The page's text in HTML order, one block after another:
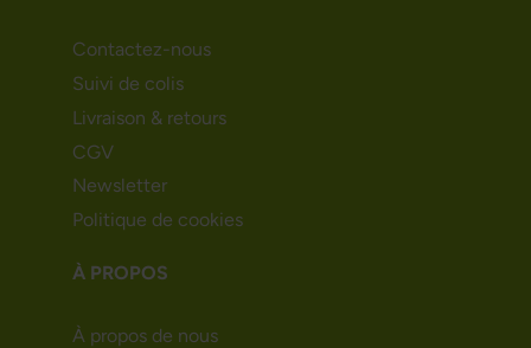
Contactez-nous
Suivi de colis
Livraison & retours
CGV
Newsletter
Politique de cookies
À PROPOS
À propos de nous